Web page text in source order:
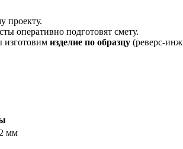
проекту.
оперативно подготовят смету.
изготовим изделие по образцу (реверс-
мм